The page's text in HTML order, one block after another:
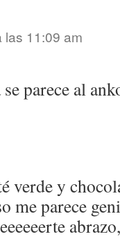
las 11:09 am
parece al
y
me parece